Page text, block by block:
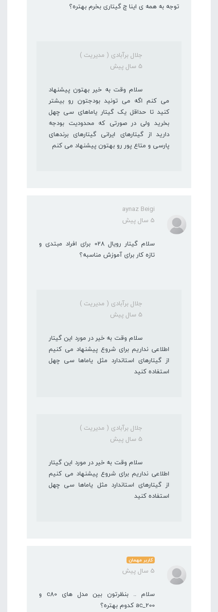
توجه به همه ی اینا چ گیتاری بخرم بهتره؟
جلال برآبادی ( مدیریت )
5 سال پیش
سلام وقت به خیر بهتون پیشنهاد
می کنم اگه می تونید بودجتون رو بیشتر
کنید تا حداقل یک گیتار یاماهای سی چهل
بخرید ولی در صورتی که محدودیت بودجه
دارید از گیتارهای ایرانی گیتارهای برندهای
پارسی و متاع پور رو بهتون پیشنهاد می کنم
aynaz Beigi
5 سال پیش
سلام گیتار رویال 028 برای افراد مبتدی و
تازه کار برای آموزش مناسبه؟
جلال برآبادی ( مدیریت )
5 سال پیش
سلام وقت به خیر در مورد این گیتار
اطلاعی نداریم برای شروع پیشنهاد می کنیم
از گیتارهای استاندارد مثل یاماها سی چهل
استفاده کنید
جلال برآبادی ( مدیریت )
5 سال پیش
سلام وقت به خیر در مورد این گیتار
اطلاعی نداریم برای شروع پیشنهاد می کنیم
از گیتارهای استاندارد مثل یاماها سی چهل
استفاده کنید
کاربر مهمان
5 سال پیش
سلام .. بنظرتون بین مدل های c80 و
ac_200 کدوم بهتره؟